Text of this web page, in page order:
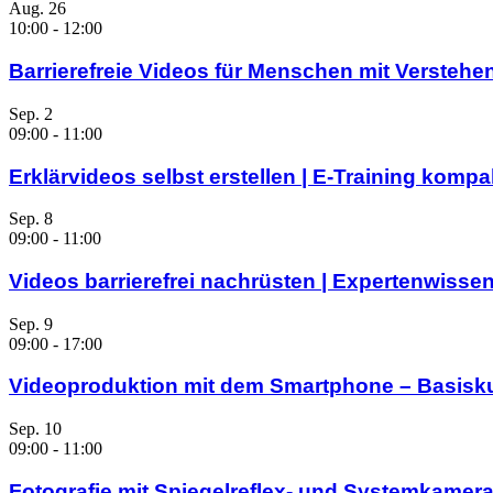
Aug. 26
10:00 - 12:00
Barrierefreie Videos für Menschen mit
Sep. 2
09:00 - 11:00
Erklärvideos selbst erstellen | E-Training
Sep. 8
09:00 - 11:00
Videos barrierefrei nachrüsten |
Sep. 9
09:00 - 17:00
Videoproduktion mit dem Smartphone –
Sep. 10
09:00 - 11:00